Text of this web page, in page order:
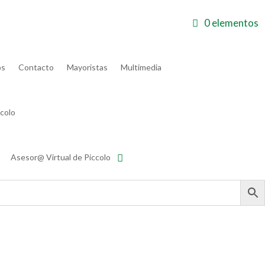
0 elementos
Contacto Mayoristas Multimedia
Asesor@ Virtual de Piccolo